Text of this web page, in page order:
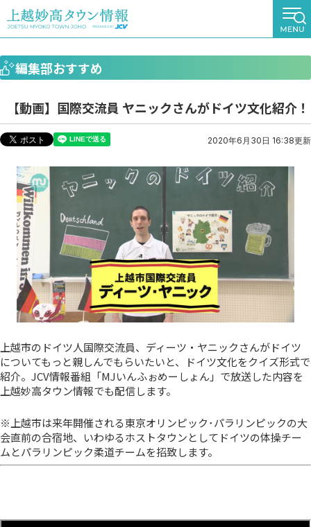
編集部おすすめ
【動画】国際交流員 ヤニックさんがドイツ文化紹介！
2020年6月30日 16:38更新
上越市のドイツ人国際交流員、ディーツ・ヤニックさんがドイツ
についてもっと親しんでもらいたいと、ドイツ文化をクイズ形式で
紹介。JCV情報番組「MJいんふぉめーしょん」で放送した内容を
上越妙高タウン情報でも配信します。
※上越市は来年開催される東京オリンピック･パラリンピックの大
会直前の合宿地、いわゆるホストタウンとしてドイツの体操チー
ムとパラリンピック柔道チームを招致します。